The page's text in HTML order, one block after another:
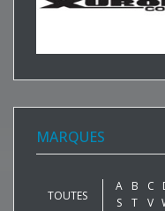
MARQUES
TOUTES
A B C
S
T V